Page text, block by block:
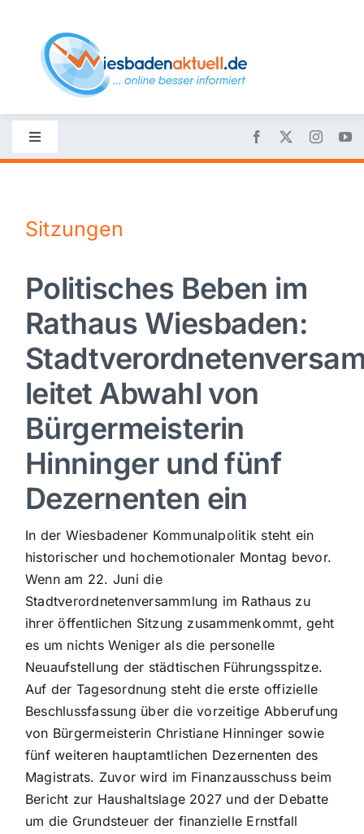
content
Toggle
Navigation
Nachrichten
Politik
Wirtschaft
Sport
Kultur
Panorama
Mein Stadtteil
Galerie
Verkehrsmeldungen
Polizeimeldungen
Themen und Termine
Gewinnspiele
Sitzungen
Politisches Beben im
Rathaus Wiesbaden:
leitet Abwahl von
Bürgermeisterin
Hinninger und fünf
Dezernenten ein
In der Wiesbadener Kommunalpolitik steht ein
historischer und hochemotionaler Montag bevor.
Wenn am 22. Juni die
Stadtverordnetenversammlung im Rathaus zu
ihrer öffentlichen Sitzung zusammenkommt, geht
es um nichts Weniger als die personelle
Neuaufstellung der städtischen Führungsspitze.
Auf der Tagesordnung steht die erste offizielle
Beschlussfassung über die vorzeitige Abberufung
von Bürgermeisterin Christiane Hinninger sowie
fünf weiteren hauptamtlichen Dezernenten des
Magistrats. Zuvor wird im Finanzausschuss beim
Bericht zur Haushaltslage 2027 und der Debatte
um die Grundsteuer der finanzielle Ernstfall